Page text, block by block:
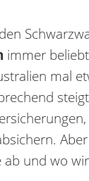
immer
mal
und wo